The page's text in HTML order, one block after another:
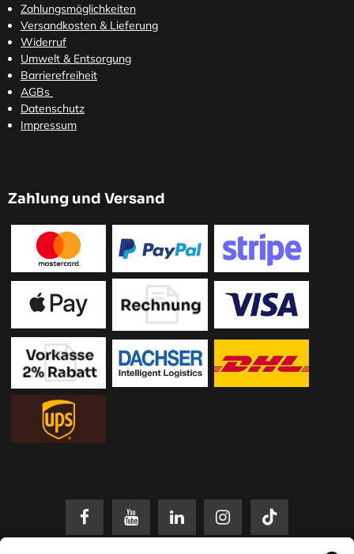
Zahlungsmöglichkeiten
Versandkosten & Lieferung
Widerruf
Umwelt & Entsorgung
Barrierefreiheit
AGBs
Datenschutz
Impressum
Zahlung und Versand